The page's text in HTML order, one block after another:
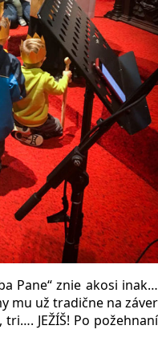
Pane“ znie akosi inak…
mu už tradične na záver
JEŽÍŠ! Po požehnaní